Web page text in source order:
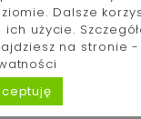
raz? Jeśli
:)
Dalsze
użycie.
na stronie